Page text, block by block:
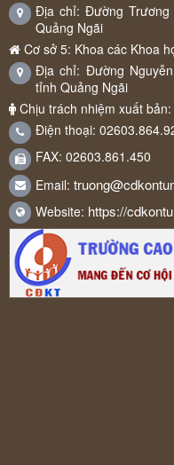
Địa chỉ: Đường
Quảng Ngãi
Cơ sở 5: Khoa các Khoa
Địa chỉ: Đường
tỉnh Quảng Ngãi
Chịu trách nhiệm xuất
Điện thoại:
FAX: 02603.861.450
Email:
Website: https://